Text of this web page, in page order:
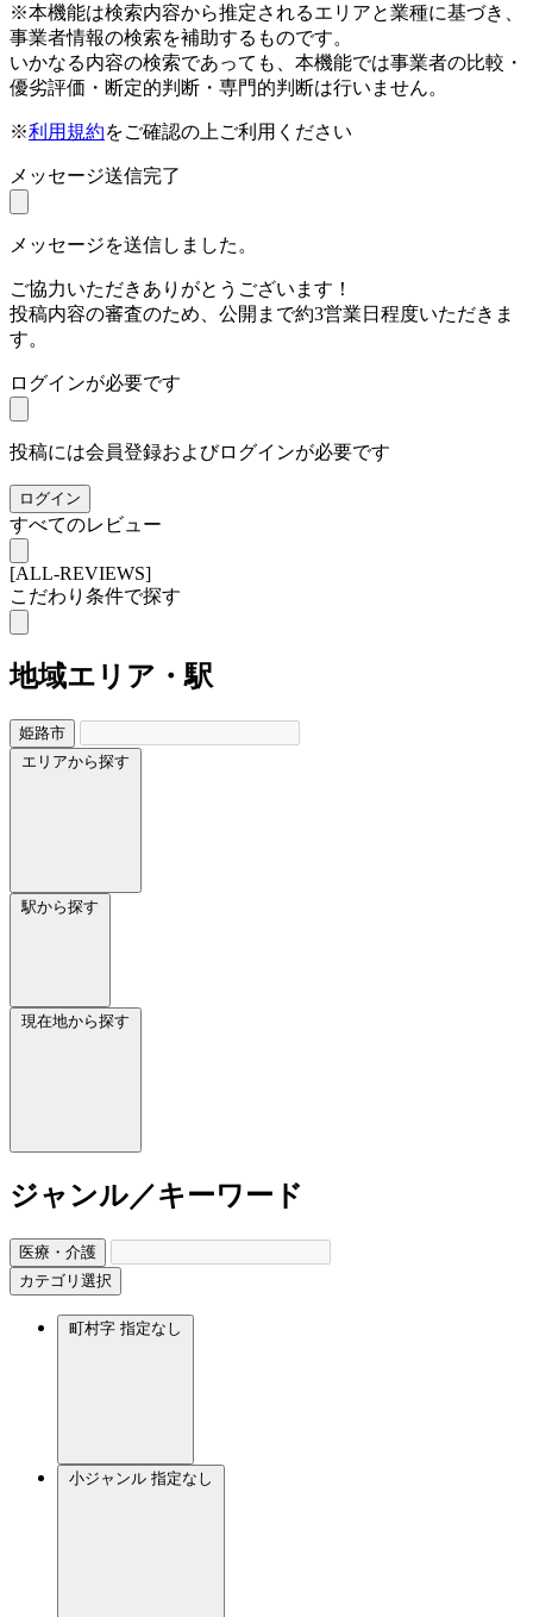
※本機能は検索内容から推定されるエリアと業種に基づき、
事業者情報の検索を補助するものです。
いかなる内容の検索であっても、本機能では事業者の比較・
優劣評価・断定的判断・専門的判断は行いません。
※利用規約をご確認の上ご利用ください
メッセージ送信完了
メッセージを送信しました。
ご協力いただきありがとうございます！
投稿内容の審査のため、公開まで約3営業日程度いただきま
す。
ログインが必要です
投稿には会員登録およびログインが必要です
ログイン
すべてのレビュー
[ALL-REVIEWS]
こだわり条件で探す
地域エリア・駅
姫路市
エリアから探す
駅から探す
現在地から探す
ジャンル／キーワード
医療・介護
カテゴリ選択
町村字 指定なし
小ジャンル 指定なし